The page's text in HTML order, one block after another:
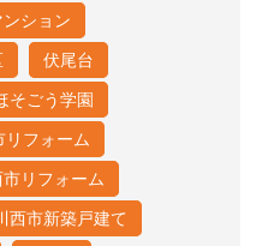
ション
伏尾台
そごう学園
リフォーム
市リフォーム
西市新築戸建て